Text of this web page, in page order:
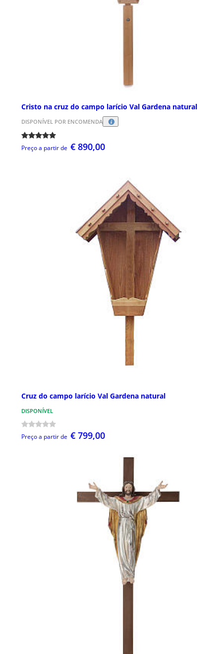
Cristo na cruz do campo larício Val Gardena natural
DISPONÍVEL POR ENCOMENDA
Preço a partir de € 890,00
Cruz do campo larício Val Gardena natural
DISPONÍVEL
Preço a partir de € 799,00